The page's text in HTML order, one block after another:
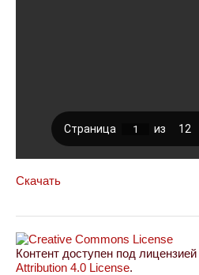
Скачать
Контент доступен под лицензией
Attribution 4.0 License.